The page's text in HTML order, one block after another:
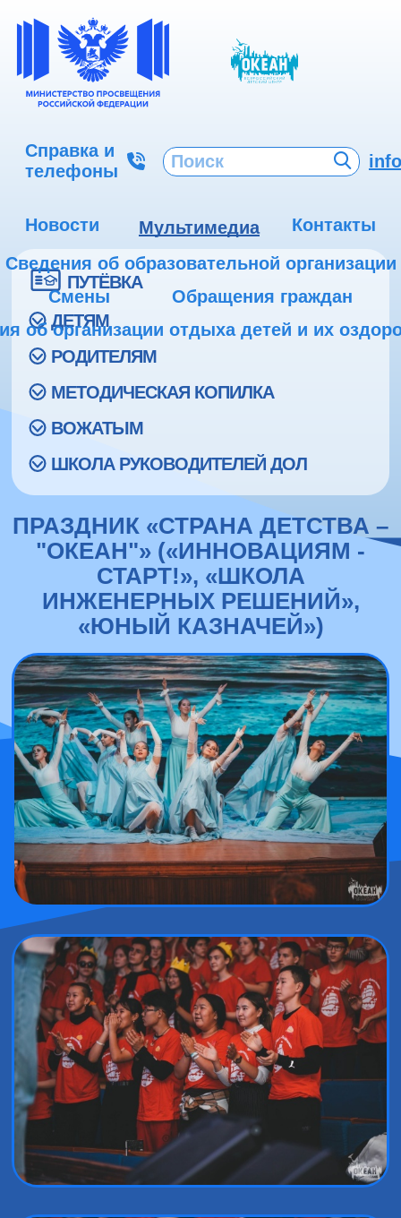
Справка и
телефоны
Новости Мультимедиа
Контакты
Сведения об образовательной организации
Смены
Обращения граждан
об организации отдыха детей и их
ПУТЁВКА
ДЕТЯМ
РОДИТЕЛЯМ
МЕТОДИЧЕСКАЯ КОПИЛКА
ВОЖАТЫМ
ШКОЛА РУКОВОДИТЕЛЕЙ ДОЛ
ПРАЗДНИК «СТРАНА ДЕТСТВА –
"ОКЕАН"» («ИННОВАЦИЯМ -
СТАРТ!», «ШКОЛА
ИНЖЕНЕРНЫХ РЕШЕНИЙ»,
«ЮНЫЙ КАЗНАЧЕЙ»)